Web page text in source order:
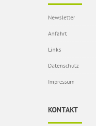
Newsletter
Anfahrt
Links
Datenschutz
Impressum
KONTAKT